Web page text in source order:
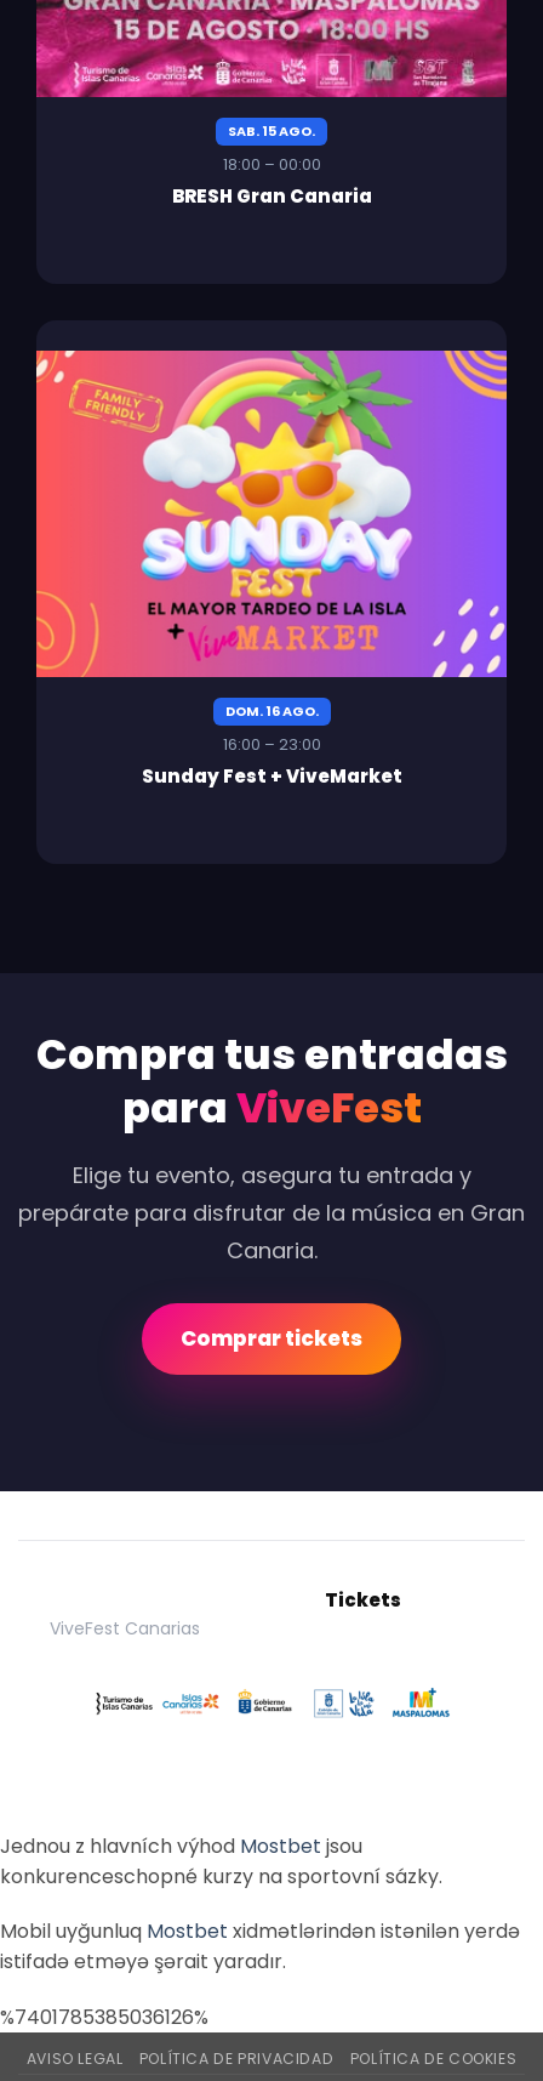
SAB. 15 AGO.
18:00 – 00:00
BRESH Gran Canaria
DOM. 16 AGO.
16:00 – 23:00
Sunday Fest + ViveMarket
Compra tus entradas
paraViveFest
Elige tu evento, asegura tu entrada y
prepárate para disfrutar de la música en Gran
Canaria.
Comprar tickets
Tickets
ViveFest Canarias
Jednou z hlavních výhod Mostbet jsou
konkurenceschopné kurzy na sportovní sázky.
Mobil uyğunluq Mostbet xidmətlərindən istənilən yerdə
istifadə etməyə şərait yaradır.
%7401785385036126%
AVISO LEGAL POLÍTICA DE PRIVACIDAD POLÍTICA DE COOKIES